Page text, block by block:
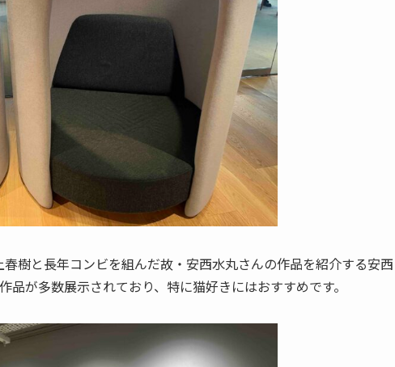
樹と長年コンビを組んだ故・安西水丸さんの作品を紹介する安西
が多数展示されており、特に猫好きにはおすすめです。